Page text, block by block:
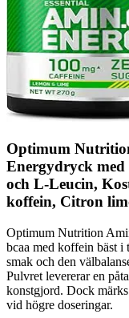
Optimum
Energydryck
och L-Leucin,
koffein, Citron
Optimum Nutrition
bcaa med koffein bäst i
smak och den
Pulvret levererar en
konstgjord. Dock
vid högre doseringar.